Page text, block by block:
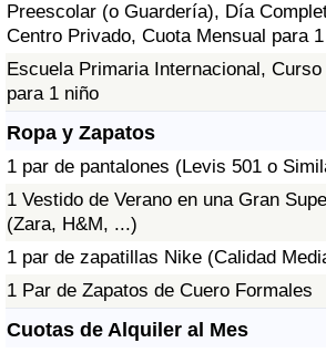
Preescolar (o Guardería), Día
Centro Privado, Cuota Mensual para
Escuela Primaria Internacional,
para 1 niño
Ropa y Zapatos
1 par de pantalones (Levis 501 o
1 Vestido de Verano en una Gran
(Zara, H&M, ...)
1 par de zapatillas Nike (Calidad
1 Par de Zapatos de Cuero Formales
Cuotas de Alquiler al Mes